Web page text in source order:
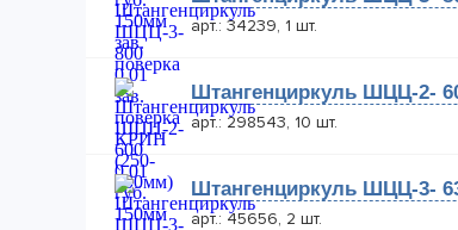
арт.: 34239, 1 шт.
Штангенциркуль ШЦЦ-2-
арт.: 298543, 10 шт.
Штангенциркуль ШЦЦ-3-
арт.: 45656, 2 шт.